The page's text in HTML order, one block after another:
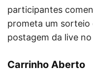
participantes
prometa um sorteio
postagem da live
Carrinho Aberto